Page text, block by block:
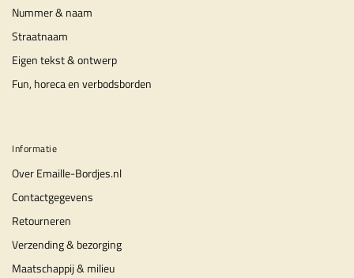
Nummer & naam
Straatnaam
Eigen tekst & ontwerp
Fun, horeca en verbodsborden
Informatie
Over Emaille-Bordjes.nl
Contactgegevens
Retourneren
Verzending & bezorging
Maatschappij & milieu